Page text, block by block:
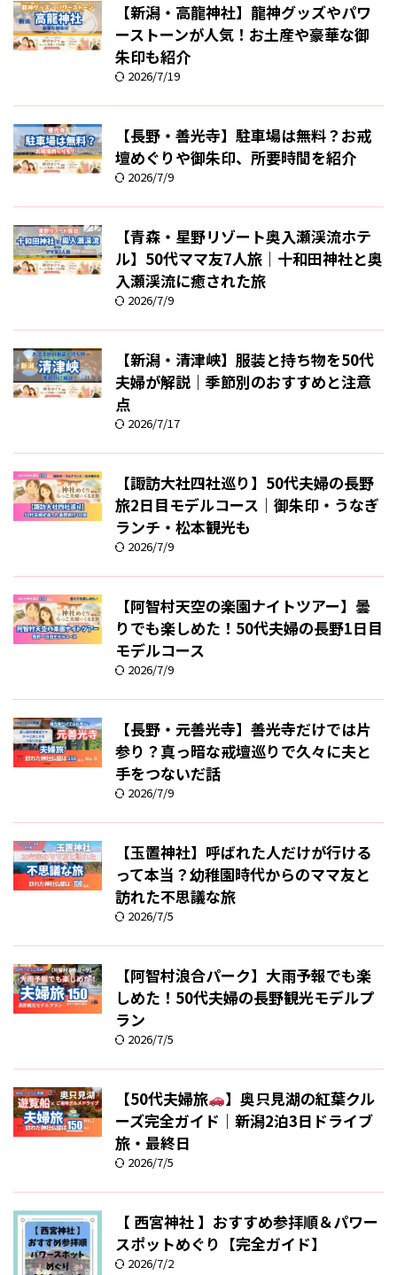
【新潟・高龍神社】龍神グッズやパワ
ーストーンが人気！お土産や豪華な御
朱印も紹介
2026/7/19
【長野・善光寺】駐車場は無料？お戒
壇めぐりや御朱印、所要時間を紹介
2026/7/9
【青森・星野リゾート奥入瀬渓流ホテ
ル】50代ママ友7人旅｜十和田神社と奥
入瀬渓流に癒された旅
2026/7/9
【新潟・清津峡】服装と持ち物を50代
夫婦が解説｜季節別のおすすめと注意
点
2026/7/17
【諏訪大社四社巡り】50代夫婦の長野
旅2日目モデルコース｜御朱印・うなぎ
ランチ・松本観光も
2026/7/9
【阿智村天空の楽園ナイトツアー】曇
りでも楽しめた！50代夫婦の長野1日目
モデルコース
2026/7/9
【長野・元善光寺】善光寺だけでは片
参り？真っ暗な戒壇巡りで久々に夫と
手をつないだ話
2026/7/9
【玉置神社】呼ばれた人だけが行ける
って本当？幼稚園時代からのママ友と
訪れた不思議な旅
2026/7/5
【阿智村浪合パーク】大雨予報でも楽
しめた！50代夫婦の長野観光モデルプ
ラン
2026/7/5
【50代夫婦旅
】奥只見湖の紅葉クル
ーズ完全ガイド｜新潟2泊3日ドライブ
旅・最終日
2026/7/5
【 西宮神社 】おすすめ参拝順＆パワー
スポットめぐり【完全ガイド】
2026/7/2